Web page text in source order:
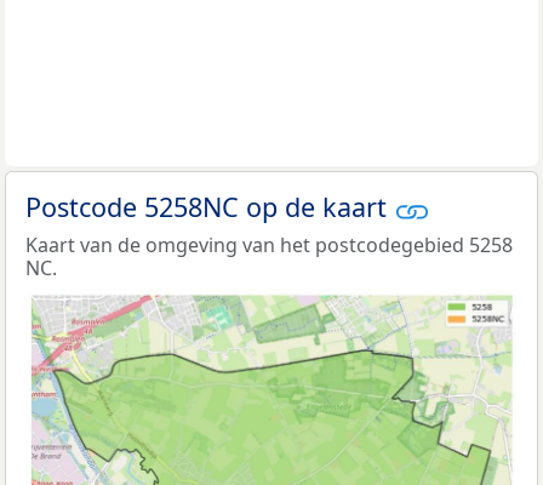
Postcode 5258NC op de kaart
Kaart van de omgeving van het postcodegebied 5258
NC.